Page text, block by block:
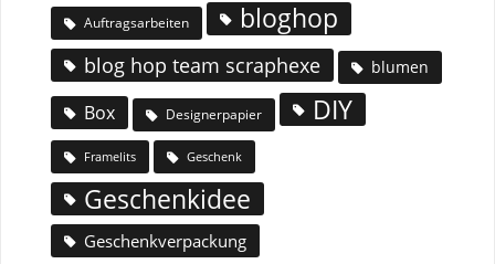
Auftragsarbeiten bloghop
blog hop team scraphexe blumen
Box Designerpapier DIY
Framelits Geschenk
Geschenkidee
Geschenkverpackung